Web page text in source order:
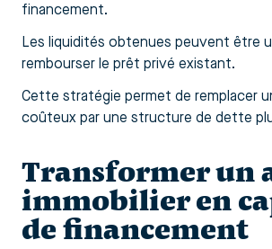
financement.
Les liquidités obtenues peuvent être
rembourser le prêt privé existant.
Cette stratégie permet de remplacer
coûteux par une structure de dette
Transformer un
immobilier en
de financement